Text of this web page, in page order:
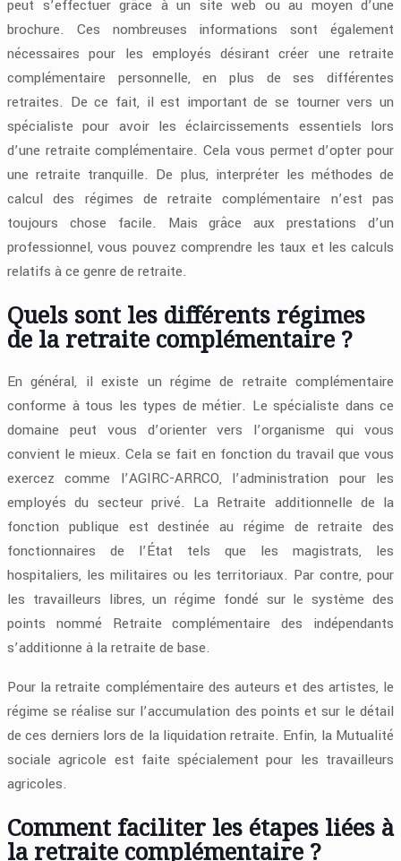
peut s’effectuer grâce à un site web ou au moyen d’une
brochure. Ces nombreuses informations sont également
nécessaires pour les employés désirant créer une retraite
complémentaire personnelle, en plus de ses différentes
retraites. De ce fait, il est important de se tourner vers un
spécialiste pour avoir les éclaircissements essentiels lors
d’une retraite complémentaire. Cela vous permet d’opter pour
une retraite tranquille. De plus, interpréter les méthodes de
calcul des régimes de retraite complémentaire n’est pas
toujours chose facile. Mais grâce aux prestations d’un
professionnel, vous pouvez comprendre les taux et les calculs
relatifs à ce genre de retraite.
Quels sont les différents régimes
de la retraite complémentaire ?
En général, il existe un régime de retraite complémentaire
conforme à tous les types de métier. Le spécialiste dans ce
domaine peut vous d’orienter vers l’organisme qui vous
convient le mieux. Cela se fait en fonction du travail que vous
exercez comme l’AGIRC-ARRCO, l’administration pour les
employés du secteur privé. La Retraite additionnelle de la
fonction publique est destinée au régime de retraite des
fonctionnaires de l’État tels que les magistrats, les
hospitaliers, les militaires ou les territoriaux. Par contre, pour
les travailleurs libres, un régime fondé sur le système des
points nommé Retraite complémentaire des indépendants
s’additionne à la retraite de base.
Pour la retraite complémentaire des auteurs et des artistes, le
régime se réalise sur l’accumulation des points et sur le détail
de ces derniers lors de la liquidation retraite. Enfin, la Mutualité
sociale agricole est faite spécialement pour les travailleurs
agricoles.
Comment faciliter les étapes liées à
la retraite complémentaire ?